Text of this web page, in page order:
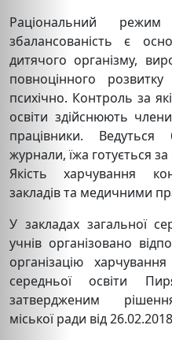
Раціональний
збалансованість є
дитячого організму,
повноцінного
психічно. Контроль за
освіти здійснюють
працівники. Ведуться
журнали, їжа готується
Якість харчування
закладів та медичними
У закладах загальної
учнів організовано
організацію
середньої освіти
затвердженим
міської ради від